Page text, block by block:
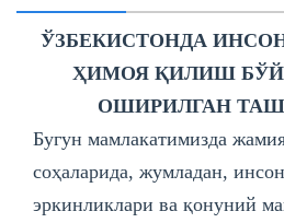
ЎЗБЕКИСТОНДА
ҲИМОЯ ҚИЛИШ
ОШИРИЛГАН
Бугун мамлакатимизда
соҳаларида, жумладан,
эркинликлари ва қонуний